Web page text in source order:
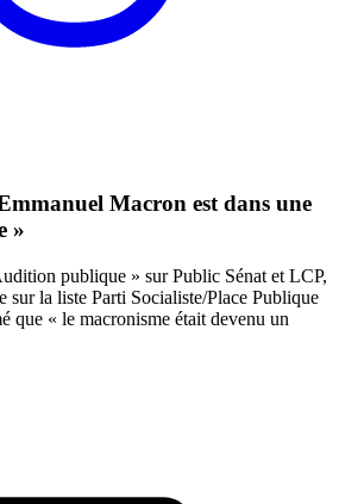
Macron est dans une
»
publique » sur Public Sénat et LCP,
sur la liste Parti Socialiste/Place Publique
que « le macronisme était devenu un